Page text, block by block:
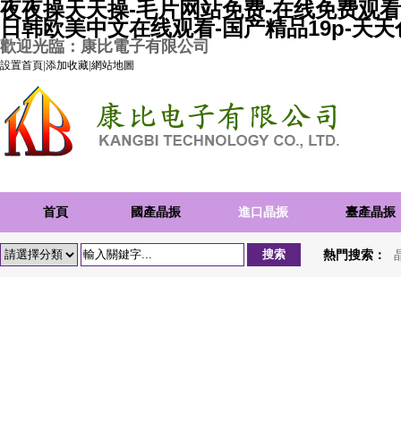
夜夜操天天操-毛片网站免费-在线免费观
日韩欧美中文在线观看-国产精品19p-天
歡迎光臨：康比電子有限公司
設置首頁 添加收藏 網站地圖
首頁 國產晶振 進口晶振 臺產晶振
熱門搜索：